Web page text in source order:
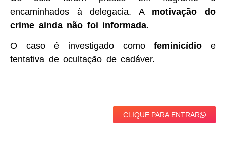
encaminhados à delegacia. A motivação do
crime ainda não foi informada.
O caso é investigado comofeminicídio e
tentativa de ocultação de cadáver.
CLIQUE PARA ENTRAR